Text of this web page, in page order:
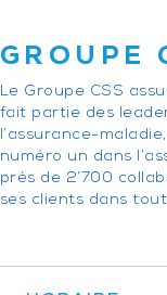
GROUPE
Le Groupe CSS
fait partie des
l’assurance-
numéro un dans
près de 2’700
ses clients dans